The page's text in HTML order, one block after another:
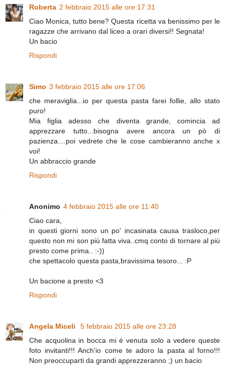
Roberta 2 febbraio 2015 alle ore 17:31
Ciao Monica, tutto bene? Questa ricetta va benissimo per le
ragazze che arrivano dal liceo a orari diversi!! Segnata!
Un bacio
Rispondi
Simo 3 febbraio 2015 alle ore 17:06
che meraviglia...io per questa pasta farei follie, allo stato
puro!
Mia figlia adesso che diventa grande, comincia ad
apprezzare tutto...bisogna avere ancora un pò di
pazienza....poi vedrete che le cose cambieranno anche x
voi!
Un abbraccio grande
Rispondi
Anonimo 4 febbraio 2015 alle ore 11:40
Ciao cara,
in questi giorni sono un po' incasinata causa trasloco,per
questo non mi son più fatta viva..cmq conto di tornare al più
presto come prima.. :-))
che spettacolo questa pasta,bravissima tesoro... :P
Un bacione a presto <3
Rispondi
Angela Miceli
5 febbraio 2015 alle ore 23:28
Che acquolina in bocca mi é venuta solo a vedere queste
foto invitanti!!! Anch'io come te adoro la pasta al forno!!!
Non preoccuparti da grandi apprezzeranno ;) un bacio